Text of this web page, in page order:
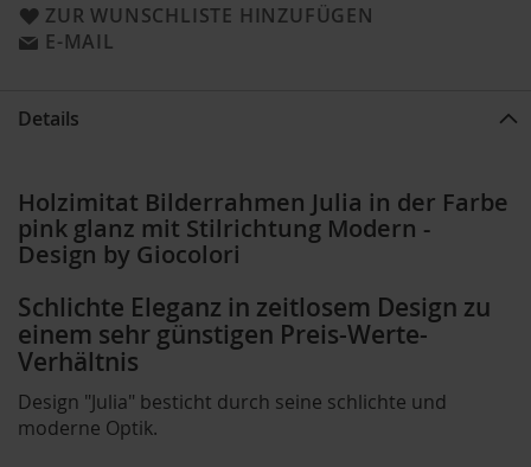
ZUR WUNSCHLISTE HINZUFÜGEN
E-MAIL
Details
Holzimitat Bilderrahmen Julia in der Farbe
pink glanz mit Stilrichtung Modern -
Design by Giocolori
Schlichte Eleganz in zeitlosem Design zu
einem sehr günstigen Preis-Werte-
Verhältnis
Design "Julia" besticht durch seine schlichte und
moderne Optik.